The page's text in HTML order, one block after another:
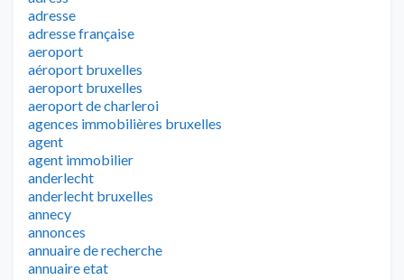
adresse
adresse française
aeroport
aéroport bruxelles
aeroport bruxelles
aeroport de charleroi
agences immobilières bruxelles
agent
agent immobilier
anderlecht
anderlecht bruxelles
annecy
annonces
annuaire de recherche
annuaire etat